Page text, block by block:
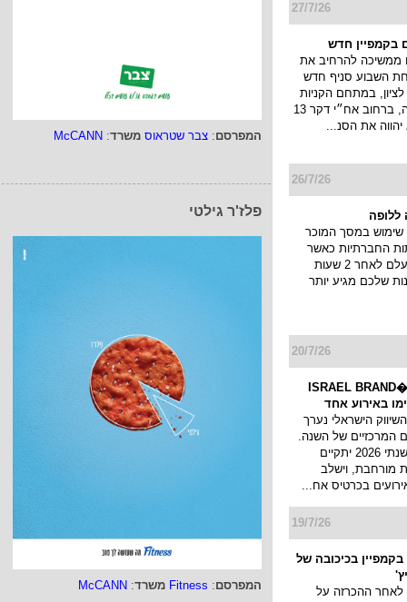
המפרסם: צבר שטראוס משרד:
McCANN
פלז'ר גילטי
המפרסם:
Fitness משרד:
McCANN
27/7/26
בקמפיין חדש
ממשיכה להרחיב את
השבוע סניף חדש
במתחם הקניות
והבילוי פרוטאה, ברחוב אח״י דקר 13
את הסנ...
26/7/26
שימוש במסך המוכר
החברתיות כאשר
הסטורי שלך נעלם לאחר 2 שעות
שלכם מגיע יותר
20/7/26
כנס המיתוג ו�ISRAEL BRAND
הישראלי נערך
המרכזיים של השנה.
כנס המיתוג השנתי 2026 יתקיים
מורחבת, וישלב
בכרטיס אח...
19/7/26
בכיכובה של
לאחר ההכרזה על